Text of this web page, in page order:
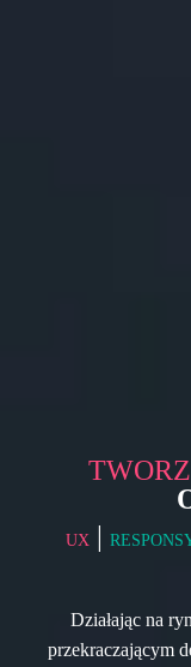
UX |
Działając na
przekraczającym